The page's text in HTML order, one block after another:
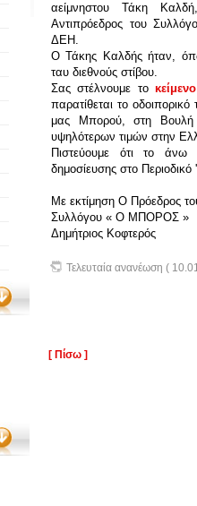
αείμνηστου Τάκη
Αντιπρόεδρος του
ΔΕΗ.
Ο Τάκης Καλδής ήταν,
ταυ διεθνούς στίβου.
Σας στέλνουμε το κείμενο
παρατίθεται το
μας Μπορού, στη Βουλή
υψηλότερων τιμών στην
Πιστεύουμε ότι το άνω
δημοσίευσης στο
Με εκτίμηση Ο Πρόεδρος
Συλλόγου « Ο ΜΠΟΡΟΣ »
Δημήτριος Κοφτερός
Τελευταία ανανέωση (
[ Πίσω ]